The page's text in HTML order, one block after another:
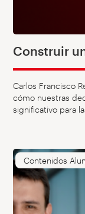
Construir
Carlos Francisco
cómo nuestras
significativo para
Contenidos